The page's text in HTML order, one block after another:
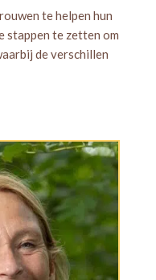
te helpen hun
stappen te zetten om
de verschillen